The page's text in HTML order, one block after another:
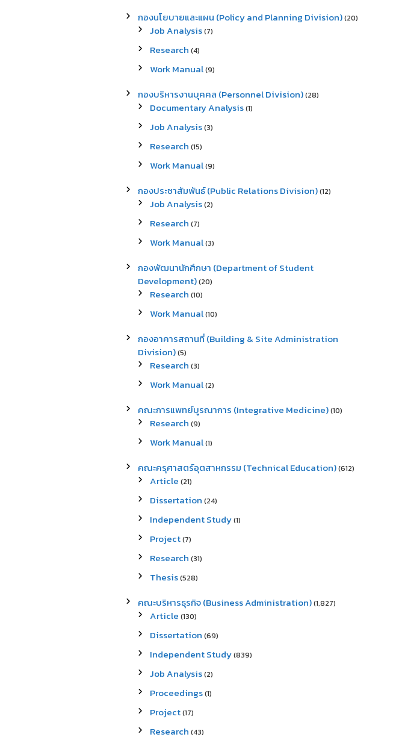
กองนโยบายและแผน (Policy and Planning Division)(20)
Job Analysis(7)
Research (4)
Work Manual(9)
กองบริหารงานบุคคล (Personnel Division)(28)
Documentary Analysis(1)
Job Analysis(3)
Research (15)
Work Manual(9)
กองประชาสัมพันธ์ (Public Relations Division)(12)
Job Analysis(2)
Research (7)
Work Manual(3)
กองพัฒนานักศึกษา (Department of Student
Development)(20)
Research (10)
Work Manual(10)
กองอาคารสถานที่ (Building & Site Administration
Division)(5)
Research (3)
Work Manual(2)
คณะการแพทย์บูรณาการ (Integrative Medicine)(10)
Research (9)
Work Manual(1)
คณะครุศาสตร์อุตสาหกรรม (Technical Education)(612)
Article (21)
Dissertation (24)
Independent Study(1)
Project(7)
Research (31)
Thesis(528)
คณะบริหารธุรกิจ (Business Administration)(1,827)
Article (130)
Dissertation (69)
Independent Study(839)
Job Analysis(2)
Proceedings(1)
Project(17)
Research (43)